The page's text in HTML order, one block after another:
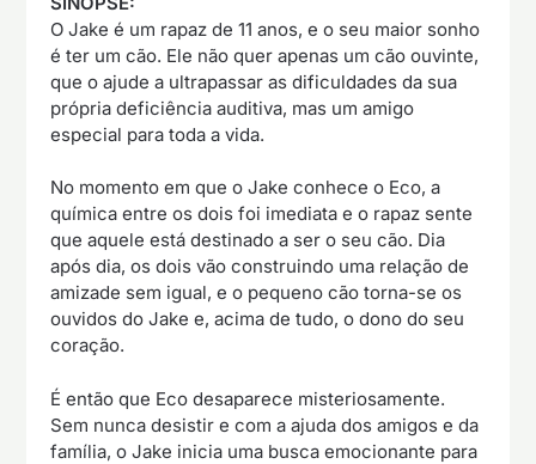
O Jake é um rapaz de 11 anos, e o seu maior sonho
é ter um cão. Ele não quer apenas um cão ouvinte,
que o ajude a ultrapassar as dificuldades da sua
própria deficiência auditiva, mas um amigo
especial para toda a vida.
No momento em que o Jake conhece o Eco, a
química entre os dois foi imediata e o rapaz sente
que aquele está destinado a ser o seu cão. Dia
após dia, os dois vão construindo uma relação de
amizade sem igual, e o pequeno cão torna-se os
ouvidos do Jake e, acima de tudo, o dono do seu
coração.
É então que Eco desaparece misteriosamente.
Sem nunca desistir e com a ajuda dos amigos e da
família, o Jake inicia uma busca emocionante para